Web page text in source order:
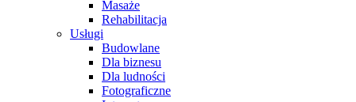
Masaże
Rehabilitacja
Usługi
Budowlane
Dla biznesu
Dla ludności
Fotograficzne